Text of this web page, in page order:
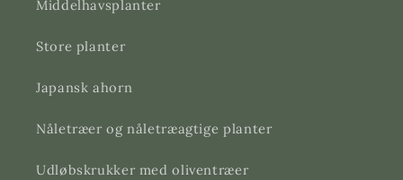
Middelhavsplanter
Store planter
Japansk ahorn
Nåletræer og nåletræagtige planter
Udløbskrukker med oliventræer